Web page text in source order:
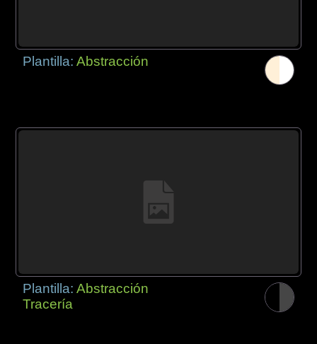
Plantilla:Abstracción
Plantilla:Abstracción
Tracería